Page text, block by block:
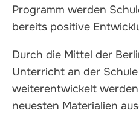
Programm werden
bereits positive
Durch die Mittel der
Unterricht an der
weiterentwickelt
neuesten Materialien